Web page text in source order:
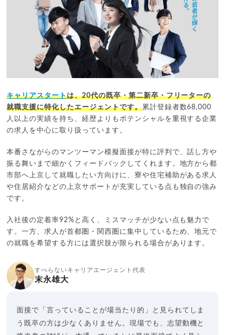
キャリアスタートは、20代の既卒・第二新卒・フリーターの
就職支援に特化したエージェントです。累計登録者数68,000
人以上の実績を持ち、経歴よりもポテンシャルを重視する企業
の求人を中心に取り扱っています。
本番さながらのマンツーマン模擬面接が特に評判で、話し方や
振る舞いまで細かくフィードバックしてくれます。地方から都
市部へ上京して就職したい方向けに、寮や住宅補助がある求人
や住居紹介などの上京サポートが充実している点も独自の強み
です。
入社後の定着率92%と高く、ミスマッチが少ない点も魅力で
す。一方、求人が首都圏・関西圏に集中しているため、地元で
の就職を希望する方には選択肢が限られる場合があります。
すべらないキャリアエージェント代表
末永雄大
面接で「言っていることが場当たり的」と見られてしま
う既卒の方は少なくありません。現場でも、志望動機と